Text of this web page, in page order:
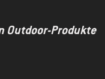
Outdoor-Produkte